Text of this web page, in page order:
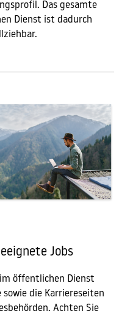
Das gesamte
Dienst ist dadurch
Jobs
öffentlichen Dienst
die Karriereseiten
Achten Sie